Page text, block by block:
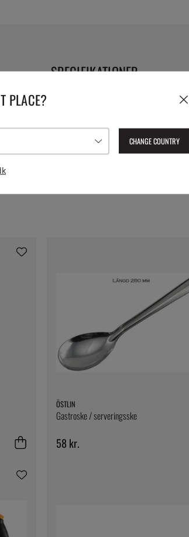
SPECIFIKATIONER
Leverings artikelnummer:
7350014055330
ÖSTLIN
Gastroske / serveringsske
58 kr.
PLACE?
CHANGE COUNTRY